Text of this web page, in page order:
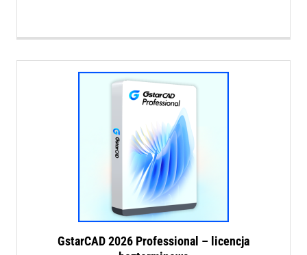
GstarCAD 2026 Professional – licencja